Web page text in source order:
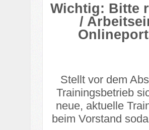
Wichtig: Bitte
/
Stellt vor dem
Trainingsbetrieb
neue, aktuelle
beim Vorstand